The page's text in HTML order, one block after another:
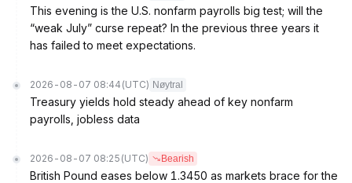
This evening is the U.S. nonfarm payrolls big test; will the
“weak July” curse repeat? In the previous three years it
has failed to meet expectations.
2026-08-07 08:44 (UTC) Nøytral
Treasury yields hold steady ahead of key nonfarm
payrolls, jobless data
2026-08-07 08:25 (UTC) Bearish
British Pound eases below 1.3450 as markets brace for the